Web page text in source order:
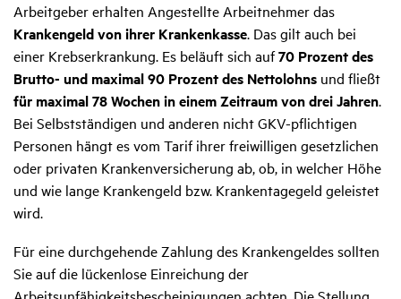
Arbeitgeber erhalten Angestellte Arbeitnehmer das
Krankengeld von ihrer Krankenkasse. Das gilt auch bei
einer Krebserkrankung. Es beläuft sich auf70 Prozent des
Brutto- und maximal 90 Prozent des Nettolohns und fließt
für maximal 78 Wochen in einem Zeitraum von drei Jahren.
Bei Selbstständigen und anderen nicht GKV-pflichtigen
Personen hängt es vom Tarif ihrer freiwilligen gesetzlichen
oder privaten Krankenversicherung ab, ob, in welcher Höhe
und wie lange Krankengeld bzw. Krankentagegeld geleistet
wird.
Für eine durchgehende Zahlung des Krankengeldes sollten
Sie auf die lückenlose Einreichung der